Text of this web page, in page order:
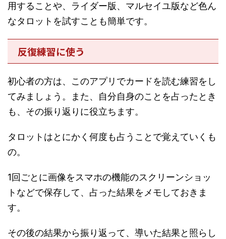
用することや、ライダー版、マルセイユ版など色ん
なタロットを試すことも簡単です。
反復練習に使う
初心者の方は、このアプリでカードを読む練習をし
てみましょう。また、自分自身のことを占ったとき
も、その振り返りに役立ちます。
タロットはとにかく何度も占うことで覚えていくも
の。
1回ごとに画像をスマホの機能のスクリーンショッ
トなどで保存して、占った結果をメモしておきま
す。
その後の結果から振り返って、導いた結果と照らし